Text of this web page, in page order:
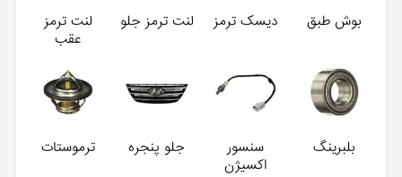
بوش طبق دیسک ترمز لنت ترمز جلو
لنت ترمز
عقب
بلبرینگ
سنسور
اکسیژن
جلو پنجره ترموستات